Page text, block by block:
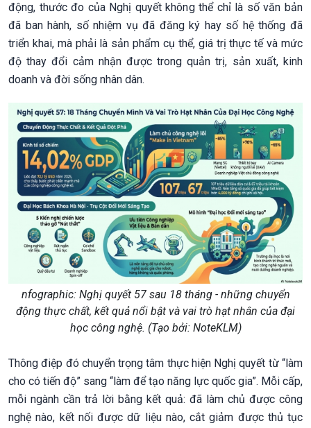
động, thước đo của Nghị quyết không thể chỉ là số văn bản
đã ban hành, số nhiệm vụ đã đăng ký hay số hệ thống đã
triển khai, mà phải là sản phẩm cụ thể, giá trị thực tế và mức
độ thay đổi cảm nhận được trong quản trị, sản xuất, kinh
doanh và đời sống nhân dân.
nfographic: Nghị quyết 57 sau 18 tháng - những chuyển
động thực chất, kết quả nổi bật và vai trò hạt nhân của đại
học công nghệ. (Tạo bởi: NoteKLM)
Thông điệp đó chuyển trọng tâm thực hiện Nghị quyết từ “làm
cho có tiến độ” sang “làm để tạo năng lực quốc gia”. Mỗi cấp,
mỗi ngành cần trả lời bằng kết quả: đã làm chủ được công
nghệ nào, kết nối được dữ liệu nào, cắt giảm được thủ tục